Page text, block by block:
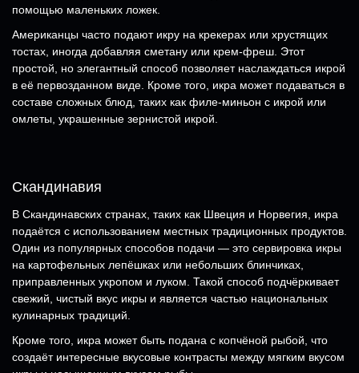
помощью маленьких ложек.
Американцы часто подают икру на крекерах или хрустящих
тостах, иногда добавляя сметану или крем-фреш. Этот
простой, но элегантный способ позволяет наслаждаться икрой
в её первозданном виде. Кроме того, икра может подаваться в
составе сложных блюд, таких как филе-миньон с икрой или
омлеты, украшенные зернистой икрой.
Скандинавия
В Скандинавских странах, таких как Швеция и Норвегия, икра
подаётся с использованием местных традиционных продуктов.
Один из популярных способов подачи — это сервировка икры
на картофельных лепёшках или небольших блинчиках,
приправленных укропом и луком. Такой способ подчёркивает
свежий, чистый вкус икры и является частью национальных
кулинарных традиций.
Кроме того, икра может быть подана с копчёной рыбой, что
создаёт интересные вкусовые контрасты между мягким вкусом